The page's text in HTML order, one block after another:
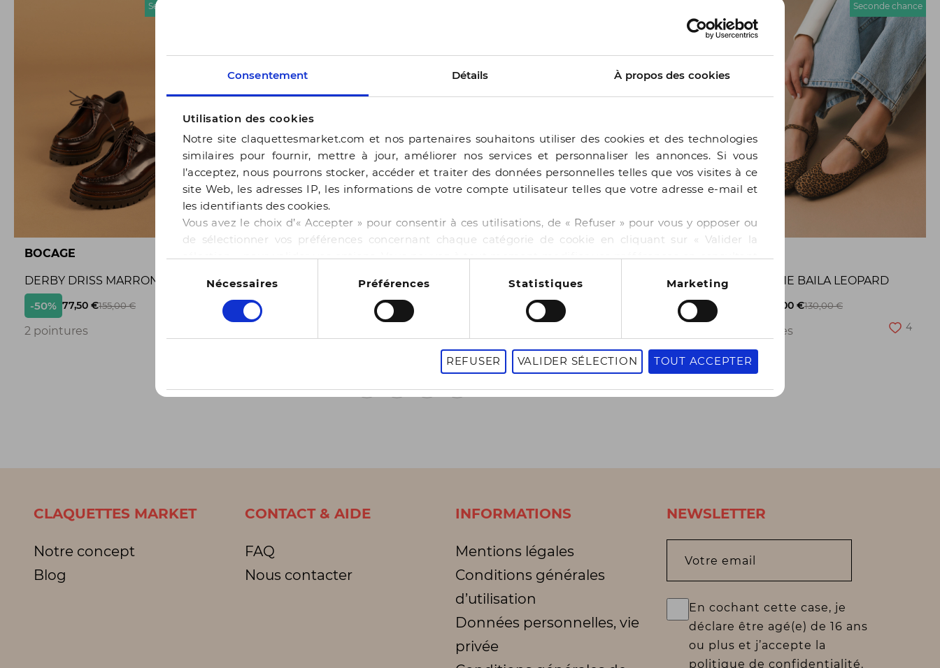
Consentement Détails À propos des cookies
Utilisation des cookies
Notre site claquettesmarket.com et nos partenaires souhaitons utiliser des cookies et des technologies
similaires pour fournir, mettre à jour, améliorer nos services et personnaliser les annonces. Si vous
l’acceptez, nous pourrons stocker, accéder et traiter des données personnelles telles que vos visites à ce
site Web, les adresses IP, les informations de votre compte utilisateur telles que votre adresse e-mail et
les identifiants des cookies.
Vous avez le choix d’« Accepter » pour consentir à ces utilisations, de « Refuser » pour vous y opposer ou
de sélectionner vos préférences concernant chaque catégorie de cookie en cliquant sur « Valider la
sélection » pour valider vos options. Vous pouvez à tout moment modifier vos préférences en consultant
consentement
Nécessaires Préférences Statistiques Marketing
REFUSER VALIDER SÉLECTION TOUT ACCEPTER
Seconde chance
BOCAGE
DERBY DRISS MARRON
-50% 77,50 €155,00 €
2 pointures
BALLERINE BAILA CHOCOLAT
ERAM
BALLERINE BEJIA BEIGE
Seconde chance
BALLERINE BAILA LEOPARD
65,00 €130,00 €
2 pointures 4
1 2 3
Page
1 - 16 sur 3010 articles
CLAQUETTES MARKET
Notre concept
Blog
CONTACT & AIDE
FAQ
Nous contacter
INFORMATIONS
Mentions légales
Conditions générales
d’utilisation
Données personnelles, vie
privée
NEWSLETTER
Votre email
En cochant cette case, je
déclare être agé(e) de 16 ans
ou plus et j’accepte la
politique de confidentialité.